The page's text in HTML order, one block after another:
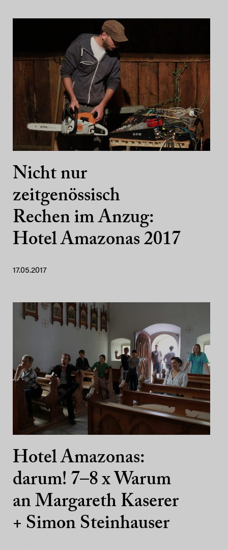
Nicht nur
zeitgenössisch
Rechen im Anzug:
Hotel Amazonas 2017
17.05.2017
Hotel Amazonas:
darum! 7–8 x Warum
an Margareth Kaserer
+ Simon Steinhauser